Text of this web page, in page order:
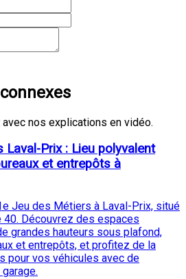
nos explications en vidéo.
Prix : Lieu polyvalent
et entrepôts à
Jeu des Métiers à Laval-Prix, situé
40. Découvrez des espaces
grandes hauteurs sous plafond,
et entrepôts, et profitez de la
pour vos véhicules avec de